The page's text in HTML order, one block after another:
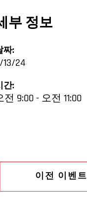
부 정보
짜:
13/24
간:
전 9:00 - 오전 11:00
이전 이벤트